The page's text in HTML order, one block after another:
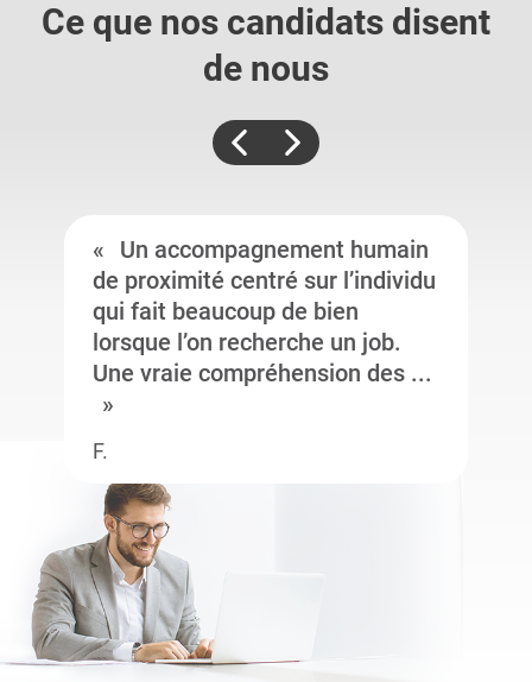
Ce que nos candidats disent
de nous
Un accompagnement humain
de proximité centré sur l’individu
qui fait beaucoup de bien
lorsque l’on recherche un job.
Une vraie compréhension des ...
F.